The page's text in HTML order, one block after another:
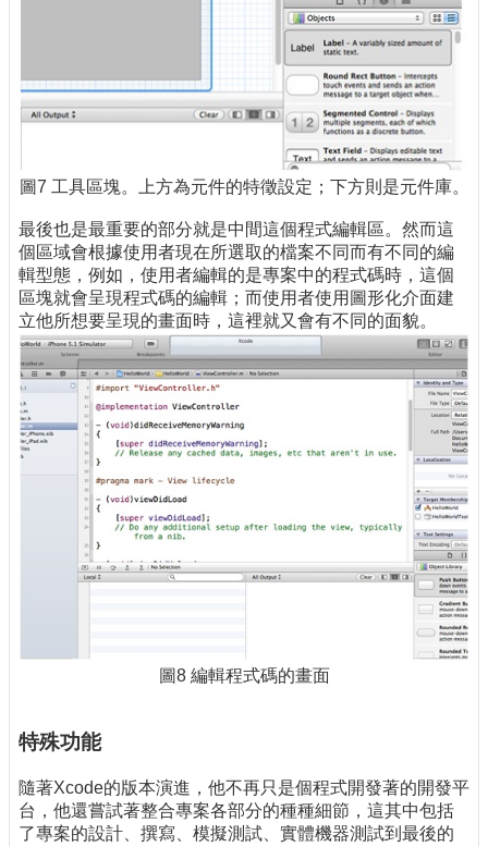
圖7 工具區塊。上方為元件的特徵設定；下方則是元件庫。
最後也是最重要的部分就是中間這個程式編輯區。然而這
個區域會根據使用者現在所選取的檔案不同而有不同的編
輯型態，例如，使用者編輯的是專案中的程式碼時，這個
區塊就會呈現程式碼的編輯；而使用者使用圖形化介面建
立他所想要呈現的畫面時，這裡就又會有不同的面貌。
圖8 編輯程式碼的畫面
特殊功能
隨著Xcode的版本演進，他不再只是個程式開發著的開發平
台，他還嘗試著整合專案各部分的種種細節，這其中包括
了專案的設計、撰寫、模擬測試、實體機器測試到最後的